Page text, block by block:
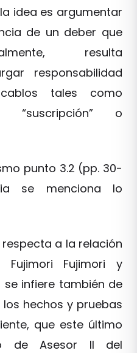
idea es argumentar
de un deber que
resulta
responsabilidad
tales como
“suscripción” o
punto 3.2 (pp. 30-
se menciona lo
respecta a la relación
Fujimori y
se infiere también de
hechos y pruebas
que este último
de Asesor II del